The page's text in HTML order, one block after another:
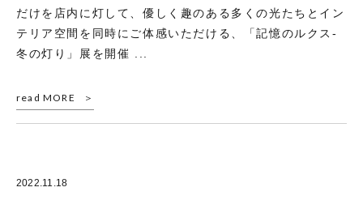
だけを店内に灯して、優しく趣のある多くの光たちとイン
テリア空間を同時にご体感いただける、「記憶のルクス-
冬の灯り」展を開催 ...
read MORE
2022.11.18